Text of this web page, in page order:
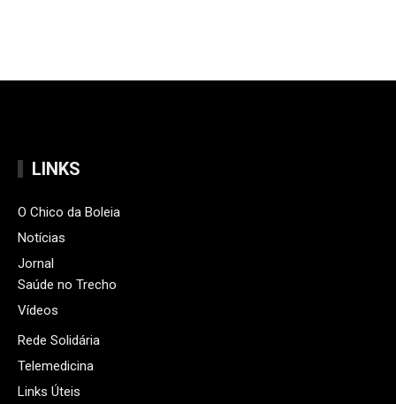
LINKS
O Chico da Boleia
Notícias
Jornal
Saúde no Trecho
Vídeos
Rede Solidária
Telemedicina
Links Úteis